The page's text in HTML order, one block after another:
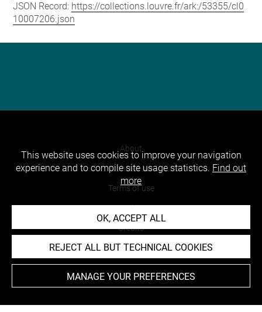
JSON Record: https://collections.louvre.fr/ark:/53355/cl0
10007206.json
About
Contact Us
Terms of use
Cookies
Credits
Accessibility : non compliant
This website uses cookies to improve your navigation
experience and to compile site usage statistics. Find out
more
OK, ACCEPT ALL
REJECT ALL BUT TECHNICAL COOKIES
MANAGE YOUR PREFERENCES